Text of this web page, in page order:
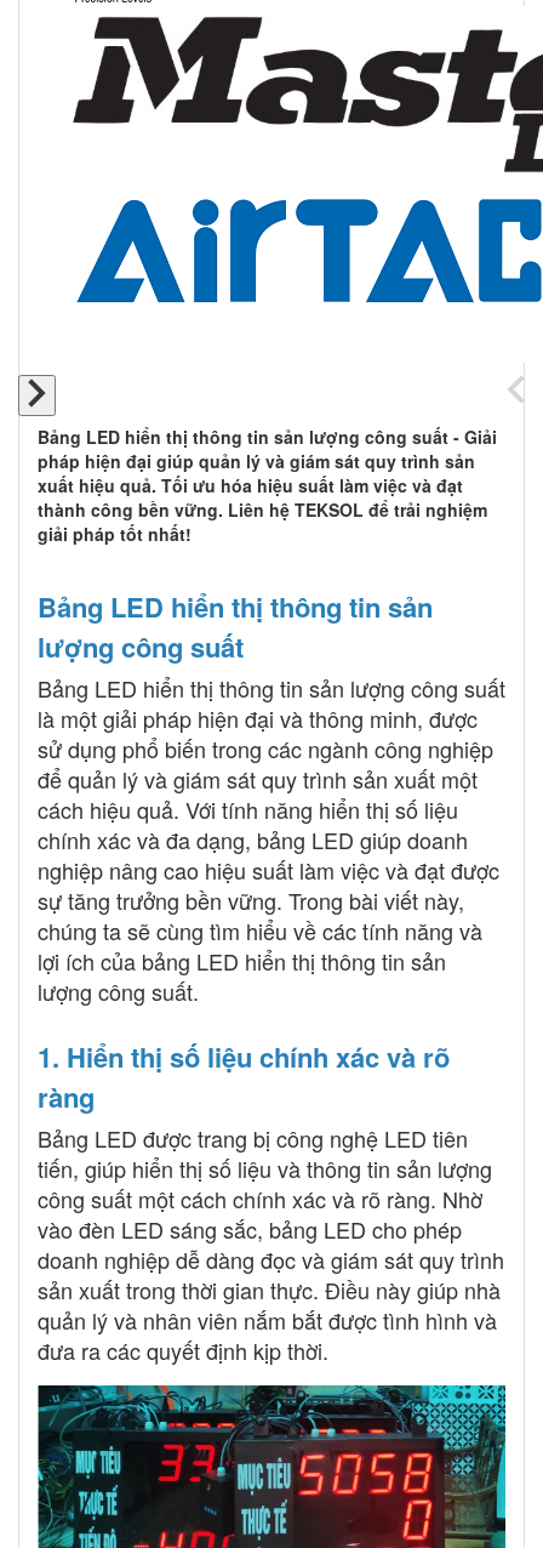
Bảng LED hiển thị thông tin sản lượng công suất - Giải
pháp hiện đại giúp quản lý và giám sát quy trình sản
xuất hiệu quả. Tối ưu hóa hiệu suất làm việc và đạt
thành công bền vững. Liên hệ TEKSOL để trải nghiệm
giải pháp tốt nhất!
Bảng LED hiển thị thông tin sản
lượng công suất
Bảng LED hiển thị thông tin sản lượng công suất
là một giải pháp hiện đại và thông minh, được
sử dụng phổ biến trong các ngành công nghiệp
để quản lý và giám sát quy trình sản xuất một
cách hiệu quả. Với tính năng hiển thị số liệu
chính xác và đa dạng, bảng LED giúp doanh
nghiệp nâng cao hiệu suất làm việc và đạt được
sự tăng trưởng bền vững. Trong bài viết này,
chúng ta sẽ cùng tìm hiểu về các tính năng và
lợi ích của bảng LED hiển thị thông tin sản
lượng công suất.
1. Hiển thị số liệu chính xác và rõ
ràng
Bảng LED được trang bị công nghệ LED tiên
tiến, giúp hiển thị số liệu và thông tin sản lượng
công suất một cách chính xác và rõ ràng. Nhờ
vào đèn LED sáng sắc, bảng LED cho phép
doanh nghiệp dễ dàng đọc và giám sát quy trình
sản xuất trong thời gian thực. Điều này giúp nhà
quản lý và nhân viên nắm bắt được tình hình và
đưa ra các quyết định kịp thời.